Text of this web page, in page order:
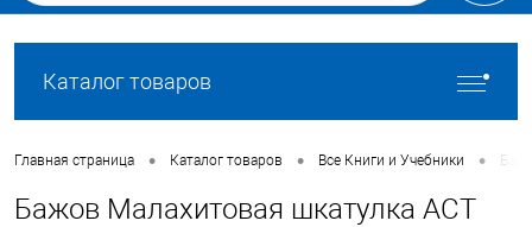
Каталог товаров
Главная страница • Каталог товаров • Все Книги и Учебники •
Бажов Малахитовая шкатулка АСТ